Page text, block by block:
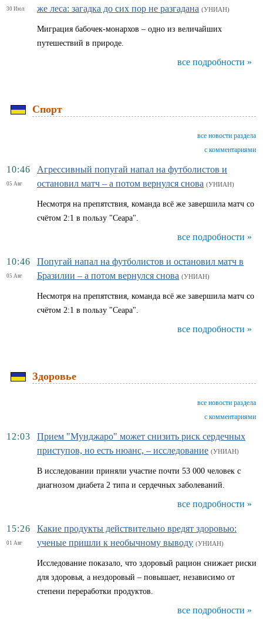
30 Июл
же леса: загадка до сих пор не разгадана (УНИАН)
Миграция бабочек-монархов – одно из величайших
путешествий в природе.
все подробности »
Спорт
все новости раздела
с комментариями
10:46
05 Авг
Агрессивный попугай напал на футболистов и
остановил матч – а потом вернулся снова (УНИАН)
Несмотря на препятствия, команда всё же завершила матч со
счётом 2:1 в пользу "Сеара".
все подробности »
10:46
05 Авг
Попугай напал на футболистов и остановил матч в
Бразилии – а потом вернулся снова (УНИАН)
Несмотря на препятствия, команда всё же завершила матч со
счётом 2:1 в пользу "Сеара".
все подробности »
Здоровье
все новости раздела
с комментариями
12:03
Прием "Мунджаро" может снизить риск сердечных
приступов, но есть нюанс, – исследование (УНИАН)
В исследовании приняли участие почти 53 000 человек с
диагнозом диабета 2 типа и сердечных заболеваний.
все подробности »
15:26
01 Авг
Какие продукты действительно вредят здоровью:
ученые пришли к необычному выводу (УНИАН)
Исследование показало, что здоровый рацион снижает риски
для здоровья, а нездоровый – повышает, независимо от
степени переработки продуктов.
все подробности »